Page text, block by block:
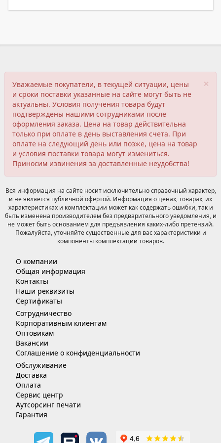
×
Уважаемые покупатели, в текущей ситуации, цены
и сроки поставки указанные на сайте могут быть не
актуальны. Условия получения товара будут
подтверждены нашими сотрудниками после
оформления заказа. Цена на товар действительна
только при оплате в день выставления счета. При
оплате на следующий день или позже, цена на товар
и условия поставки товара могут измениться.
Приносим извинения за доставленные неудобства!
Вся информация на сайте носит исключительно справочный характер,
и не является публичной офертой. Информация о ценах, товарах, их
характеристиках и комплектации может как содержать ошибки, так и
быть изменена производителем без предварительного уведомления, и
не может быть основанием для предъявления каких-либо претензий.
Пожалуйста, уточняйте существенные для вас характеристики и
компоненты комплектации товаров.
О компании
Общая информация
Контакты
Наши реквизиты
Сертификаты
Сотрудничество
Корпоративным клиентам
Оптовикам
Вакансии
Соглашение о конфиденциальности
Обслуживание
Доставка
Оплата
Сервис центр
Аутсорсинг печати
Гарантия